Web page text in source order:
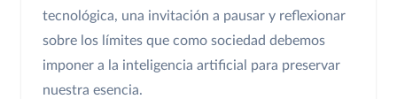
tecnológica, una invitación a pausar y reflexionar
sobre los límites que como sociedad debemos
imponer a la inteligencia artificial para preservar
nuestra esencia.